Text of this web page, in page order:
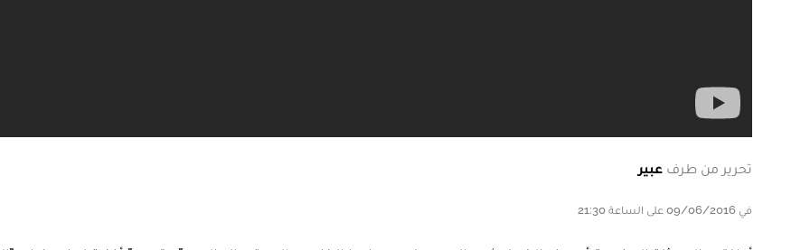
تحرير من طرف عبير
في 09/06/2016 على الساعة 21:30